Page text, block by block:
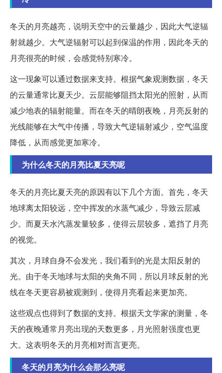
冬天的月亮越亮，说明天空中的云量越少，因此大气逆辐
射就越少。大气逆辐射可以起到保温的作用，因此冬天的
月亮很亮的时候，会感觉特别寒冷。
这一现象可以通过数据来支持。根据气象观测数据，冬天
的云量通常比夏天少。云层能够阻挡太阳光的照射，从而
减少地表的辐射能量。而在冬天的晴朗夜晚，月亮反射的
光线能够在大气中传播，导致大气逆辐射减少，空气温度
降低，从而感觉更加寒冷。
为什么冬天的月亮比夏天亮呢
冬天的月亮比夏天亮的原因有以下几个方面。首先，冬天
地球离太阳较远，空中挥发的水蒸气减少，导致云层减
少。而夏天水汽蒸发量较多，使得云层较多，遮挡了月亮
的视觉。
其次，月球自身不会发光，我们看到的光是太阳反射的
光。由于冬天地球与太阳的夹角不同，所以月球反射的光
线在冬天更容易被观测到，使得月亮看起来更加亮。
这些观点也得到了数据的支持。根据天文学家的测量，冬
天的夜晚通常月亮出现的天数更多，月光照射强度也更
大。这表明冬天的月亮相对而言更亮。
冬天的月亮为什么会那么亮呢